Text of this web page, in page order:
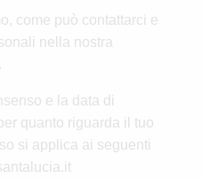
come può contattarci e
nella nostra
e la data di
quanto riguarda il tuo
si applica ai seguenti